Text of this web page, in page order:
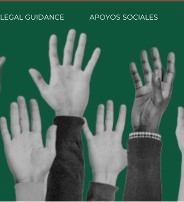
LEGAL GUIDANCE APOYOS SOCIALES